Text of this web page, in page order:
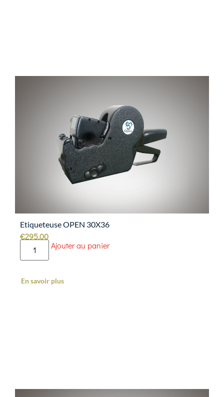
Etiqueteuse OPEN 30X36
€295.00
Ajouter au panier
En savoir plus